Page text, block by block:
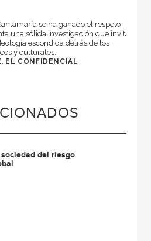
se ha ganado el respeto
una sólida investigación que invita
escondida detrás de los
y culturales.
EL CONFIDENCIAL
sociedad del riesgo